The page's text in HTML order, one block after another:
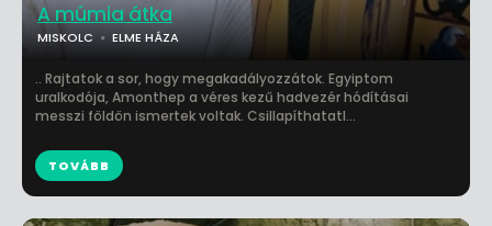
A múmia átka
MISKOLC ELME HÁZA
.. Rajtatok a sor, hogy megakadályozzátok. Egyiptom
uralkodója, Amonthep a véres kezű hadvezér hódításai
messzi földön ismertek voltak. Csillapíthatatl...
TOVÁBB